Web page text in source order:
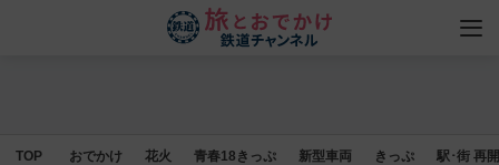
TOP おでかけ 花火 青春18きっぷ 新型車両 きっぷ 駅･街 再